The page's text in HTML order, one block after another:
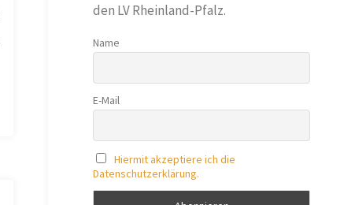
den LV Rheinland-Pfalz.
Name
E-Mail
Hiermit akzeptiere ich die
Datenschutzerklärung.